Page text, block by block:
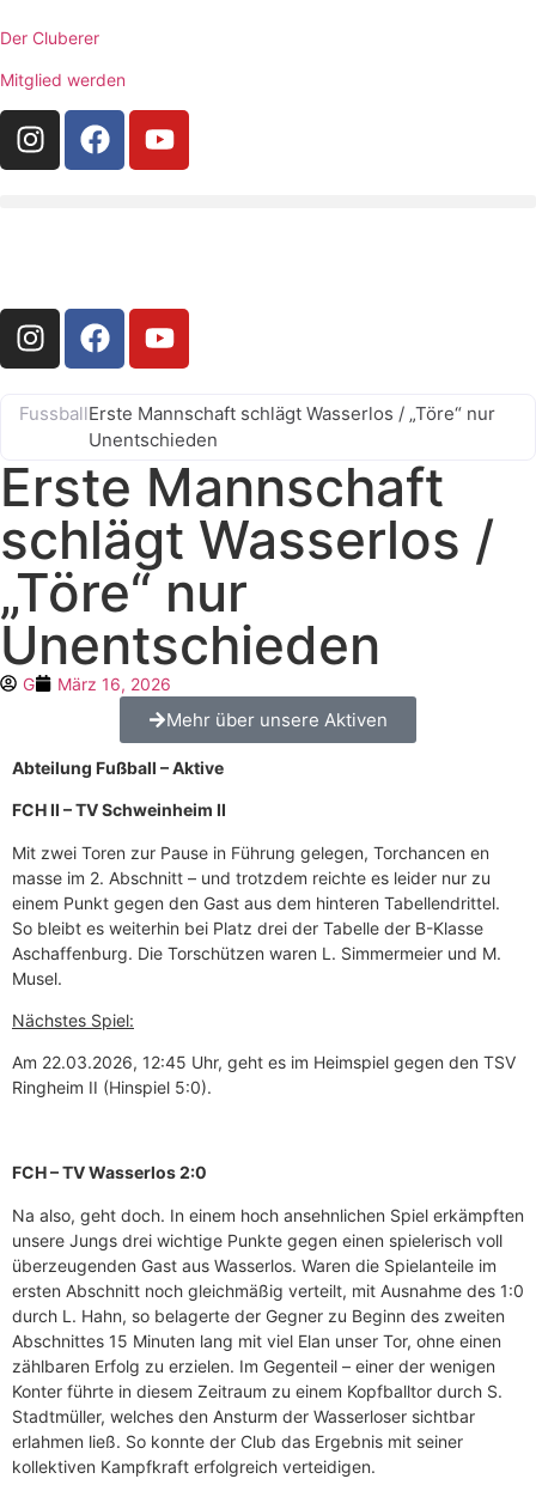
Der Cluberer
Mitglied werden
FussballErste Mannschaft schlägt Wasserlos / „Töre“ nur
Unentschieden
Erste Mannschaft
schlägt Wasserlos /
„Töre“ nur
Unentschieden
G März 16, 2026
Mehr über unsere Aktiven
Abteilung Fußball – Aktive
FCH II – TV Schweinheim II
Mit zwei Toren zur Pause in Führung gelegen, Torchancen en
masse im 2. Abschnitt – und trotzdem reichte es leider nur zu
einem Punkt gegen den Gast aus dem hinteren Tabellendrittel.
So bleibt es weiterhin bei Platz drei der Tabelle der B-Klasse
Aschaffenburg. Die Torschützen waren L. Simmermeier und M.
Musel.
Nächstes Spiel:
Am 22.03.2026, 12:45 Uhr, geht es im Heimspiel gegen den TSV
Ringheim II (Hinspiel 5:0).
FCH – TV Wasserlos 2:0
Na also, geht doch. In einem hoch ansehnlichen Spiel erkämpften
unsere Jungs drei wichtige Punkte gegen einen spielerisch voll
überzeugenden Gast aus Wasserlos. Waren die Spielanteile im
ersten Abschnitt noch gleichmäßig verteilt, mit Ausnahme des 1:0
durch L. Hahn, so belagerte der Gegner zu Beginn des zweiten
Abschnittes 15 Minuten lang mit viel Elan unser Tor, ohne einen
zählbaren Erfolg zu erzielen. Im Gegenteil – einer der wenigen
Konter führte in diesem Zeitraum zu einem Kopfballtor durch S.
Stadtmüller, welches den Ansturm der Wasserloser sichtbar
erlahmen ließ. So konnte der Club das Ergebnis mit seiner
kollektiven Kampfkraft erfolgreich verteidigen.